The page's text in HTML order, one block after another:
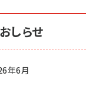
しらせ
年6月